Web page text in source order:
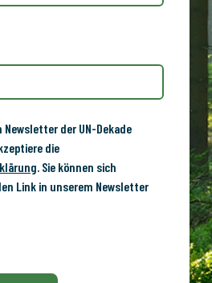
der UN-Dekade
die
. Sie können sich
Link in unserem Newsletter